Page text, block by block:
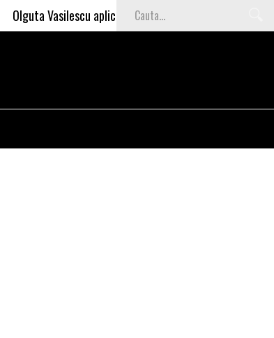
Olguta Vasilescu aplica invataturile lui Nea Marin: